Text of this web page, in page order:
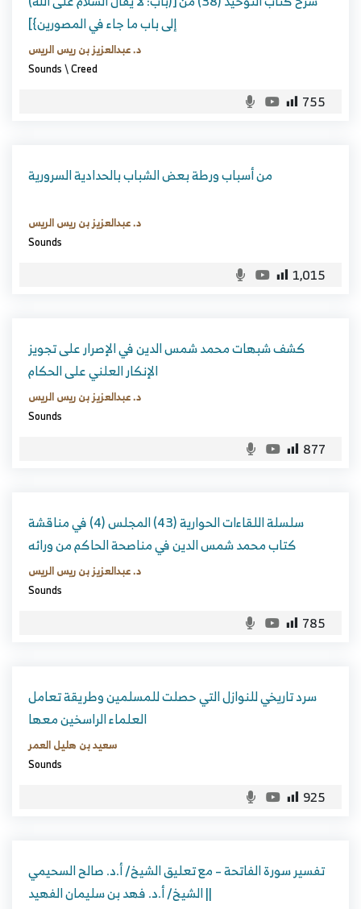
إلى باب ما جاء في المصورين}]
د. عبدالعزيز بن ريس الريس
Sounds\Creed
755
من أسباب ورطة بعض الشباب بالحدادية السرورية
د. عبدالعزيز بن ريس الريس
Sounds
1,015
كشف شبهات محمد شمس الدين في الإصرار على تجويز
الإنكار العلني على الحكام
د. عبدالعزيز بن ريس الريس
Sounds
877
سلسلة اللقاءات الحوارية (43) المجلس (4) في مناقشة
كتاب محمد شمس الدين في مناصحة الحاكم من ورائه
د. عبدالعزيز بن ريس الريس
Sounds
785
سرد تاريخي للنوازل التي حصلت للمسلمين وطريقة تعامل
العلماء الراسخين معها
سعيد بن هليل العمر
Sounds
925
تفسير سورة الفاتحة – مع تعليق الشيخ/ أ.د. صالح السحيمي
|| الشيخ/ أ.د. فهد بن سليمان الفهيد